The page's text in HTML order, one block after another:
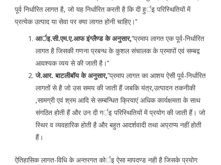
पूर्व निर्धारित लागत है, जो यह निर्धारित करती है कि दी हुर्इ परिस्थितियों में
प्रत्येक उत्पाद या सेवा पर क्या लागत होनी चाहिए।’’
आर्इ.सी.एम.ए.आफ इंग्लैण्ड के अनुसार,’’प्रमाप लागत एक पूर्व-निर्धारित
लागत है जिसकी गणना प्रबन्ध के कुशल संचालक के प्रमापों एवं सम्बद्व
आवश्यक व्यय से की जाती है।’’
जे.आर. बाटलीबॉय के अनुसार,’’प्रमाप लागत का आशय ऐसी पूर्व-निर्धारित
लागतों से है जो उस समय की जाती हैं जबकि यंत्र,उत्पादन तकनीकी
,सामग्री एवं श्रम आदि से सम्बन्धित क्रियाएं अधिक कार्यक्षमता के साथ
संगठित होती हैं और उन दी गर्इ परिस्थितियों में प्रयोग की जाती हैं। जो
स्थिर व व्यवहारिक होती है और बहुत आदर्शवादी तथा अप्राप्य नहीं होती
हैं।
ऐतिहासिक लागत-विधि के अन्तरगत कोर्इ ऐसा मापदण्ड नही है जिसके प्रयोग